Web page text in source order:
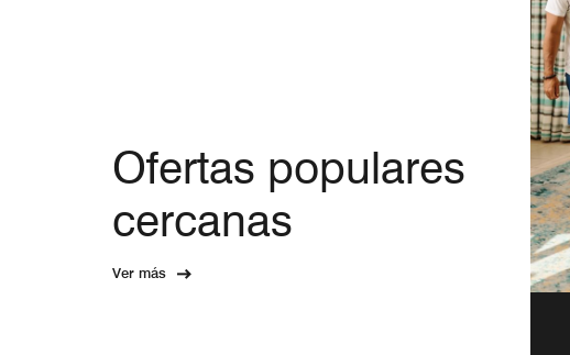
Ofertas populares
cercanas
Ver más